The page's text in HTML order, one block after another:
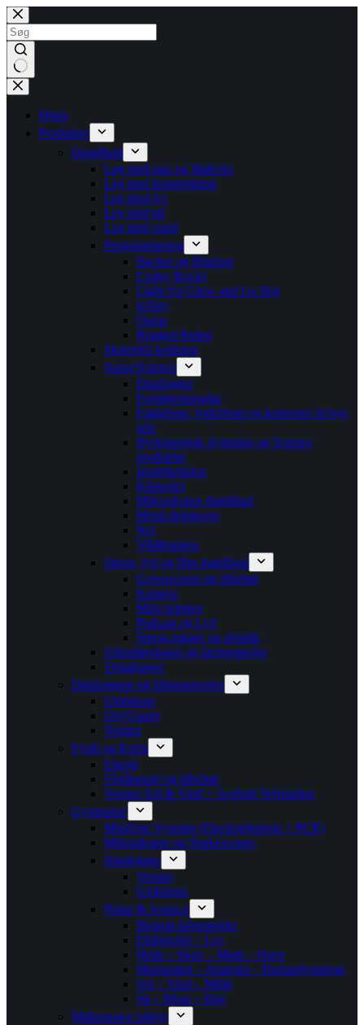
Hjem
Produkter
Dagtilbud
Leg med pap og Makedo
Leg med konstruktion
Leg med lys
Leg med tal
Leg med vand
Programmering
Beebot og Bluebot
Codey Rocky
Light Up Glow and Go Bot
mTiny
Osmo
Rugged Robot
Skærmfri kodning
Natur/Science
Datalogger
Forstørrelsesglas
Fuglehuse, foderbræt og kameraer til byg
selv
Hydroponisk dyrkning og Science
produkter
Insektkrukker
Kikkerter
Mikroskoper dagtilbud
Metal detektorer
Net
Vildtkamera
Sprog, lyd og film dagtilbud
Greenscreen og tilbehør
Kamera
Mini printere
Podcast og Lyd
Sprog,optage og afspille
Udendørskunst og læringstavler
Temakasser
Dataloggere og klimasensorer
Globisens
OxyGuard
Vernier
Fysik og Kemi
Energi
Vindtunnel og tilbehør
Vernier Sol & Vind + Acebott Vejrstation
Gymnasier
MiniOne Systems (Electrophoresis + PCR)
Mikroskoper og Snakescopes
Datalogger
Vernier
Globisens
Natur & Science
Biologi-laboratoriet
Elektricitet – Lys
Hede – Skov – Mark – Have
Mennesket – Anatomi – Humanfysiologi
Sol – Vind – Miljø
Sø – Mose – Hav
Makerspace udstyr